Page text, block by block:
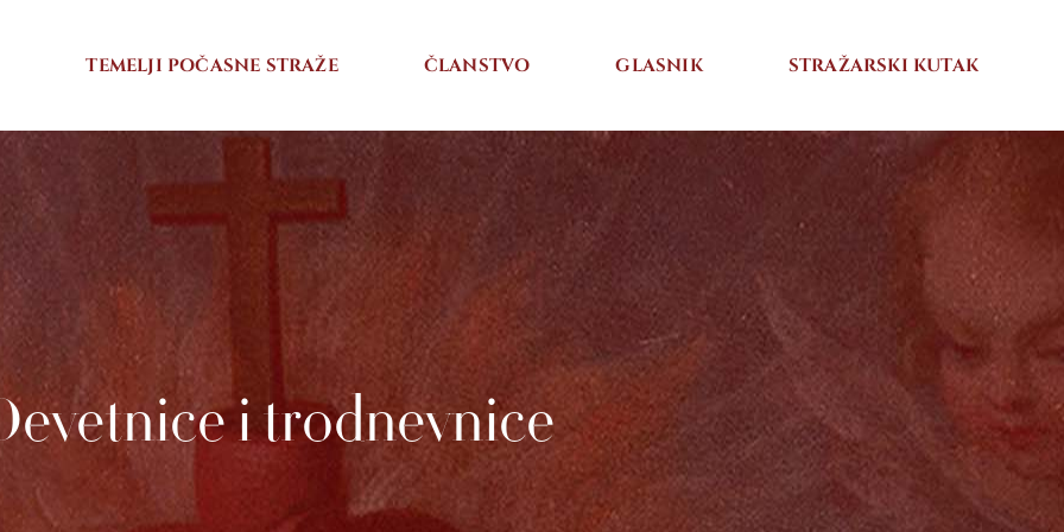
TEMELJI POČASNE STRAŽE ČLANSTVO GLASNIK STRAŽARSKI KUTAK
i trodnevnice